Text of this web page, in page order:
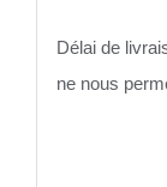
Délai de
ne nous